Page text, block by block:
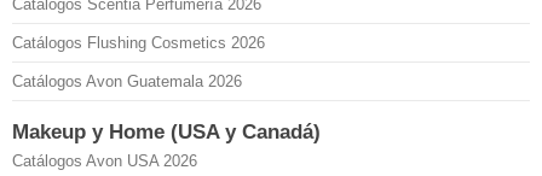
Catálogos Scentia Perfumería 2026
Catálogos Flushing Cosmetics 2026
Catálogos Avon Guatemala 2026
Makeup y Home (USA y Canadá)
Catálogos Avon USA 2026